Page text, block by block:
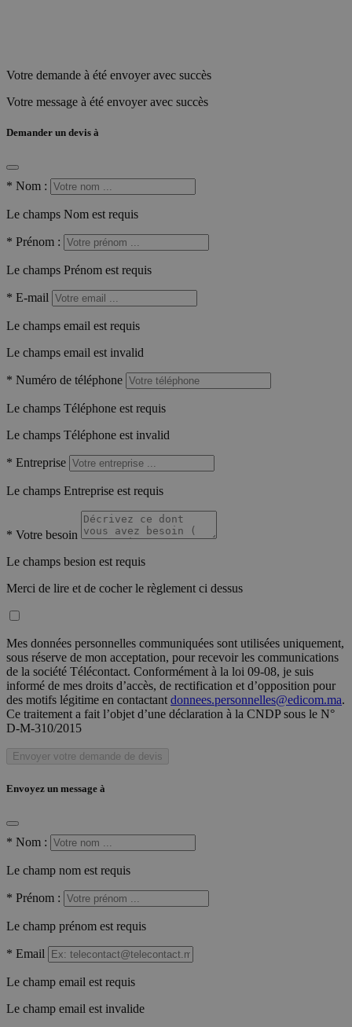
Votre demande à été envoyer avec succès
Votre message à été envoyer avec succès
Demander un devis à
* Nom :
Le champs Nom est requis
* Prénom :
Le champs Prénom est requis
* E-mail
Le champs email est requis
Le champs email est invalid
* Numéro de téléphone
Le champs Téléphone est requis
Le champs Téléphone est invalid
* Entreprise
Le champs Entreprise est requis
* Votre besoin
Le champs besion est requis
Merci de lire et de cocher le règlement ci dessus
Mes données personnelles communiquées sont utilisées uniquement,
sous réserve de mon acceptation, pour recevoir les communications
de la société Télécontact. Conformément à la loi 09-08, je suis
informé de mes droits d’accès, de rectification et d’opposition pour
des motifs légitime en contactant donnees.personnelles@edicom.ma.
Ce traitement a fait l’objet d’une déclaration à la CNDP sous le N°
D-M-310/2015
Envoyer votre demande de devis
Envoyez un message à
* Nom :
Le champ nom est requis
* Prénom :
Le champ prénom est requis
* Email
Le champ email est requis
Le champ email est invalide